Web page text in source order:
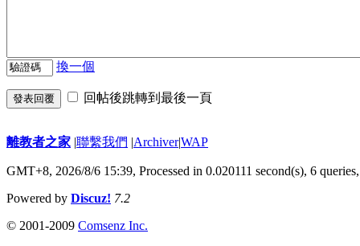
換一個
發表回覆 回帖後跳轉到最後一頁
離教者之家 |聯繫我們 |Archiver|WAP
GMT+8, 2026/8/6 15:39, Processed in 0.020111 second(s), 6
Powered by Discuz! 7.2
© 2001-2009 Comsenz Inc.